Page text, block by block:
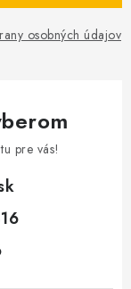
osobných údajov
pre vás!